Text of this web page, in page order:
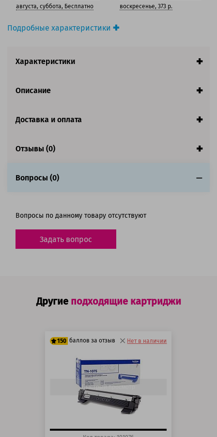
Подробные характеристики
Вид товара:Картридж лазерный
Цвет:Черный
заполнении страницы
150 баллов
августа, суббота, Бесплатно
воскресенье, 373 р.
Характеристики
Описание
Доставка и оплата
Отзывы (0)
Вопросы (0)
Вопросы по данному товару отсутствуют
Задать вопрос
Другие подходящие картриджи
150 баллов за отзыв
125 баллов
150 баллов
Нет в наличии
Быстрый просмотр